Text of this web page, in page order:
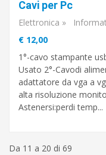
Cavi per Pc
Elettronica »
€ 12,00
1°-cavo stampante
Usato 2°-Cavodi
adattatore da vga a
alta risoluzione
Astenersi:perdi temp...
Da 11 a 20 di 69